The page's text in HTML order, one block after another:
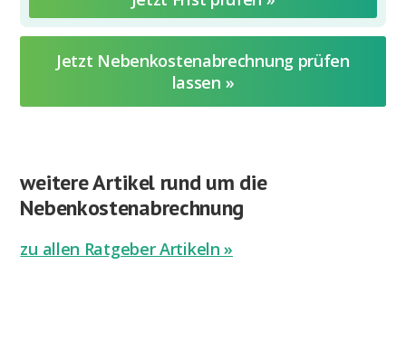
Jetzt Nebenkostenabrechnung prüfen
lassen »
weitere Artikel rund um die
Nebenkostenabrechnung
zu allen Ratgeber Artikeln »